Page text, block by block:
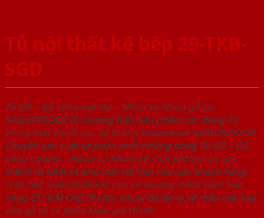
Tủ nội thất kệ bếp 29-TKB-
SGD
Tủ Gỗ – Gỗ công nghiêp – Nhựa và Nhựa gỗ tại
SAIGONDOOR là thương hiệu sản phẩm các dòng Tủ
trong một chuỗi các hệ thống Showroom SAIGONDOOR.
Chuyên sản xuất và phân phối những dòng Tủ Gỗ – Gỗ
công nghiêp – Nhựa và Nhựa gỗ chất lượng cao, giá
thành rẻ nhất và phù hợp với mọi nhu cầu khách hàng.
Trên hết, SAIGONDOOR còn có những chính sách bán
hàng ƯU ĐÃI CAO đi kèm với sự đa dạng về mẫu mã, loại
cửa gỗ và cả phân khúc giá thành.